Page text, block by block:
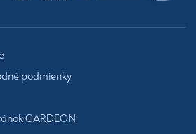
podmienky
GARDEON